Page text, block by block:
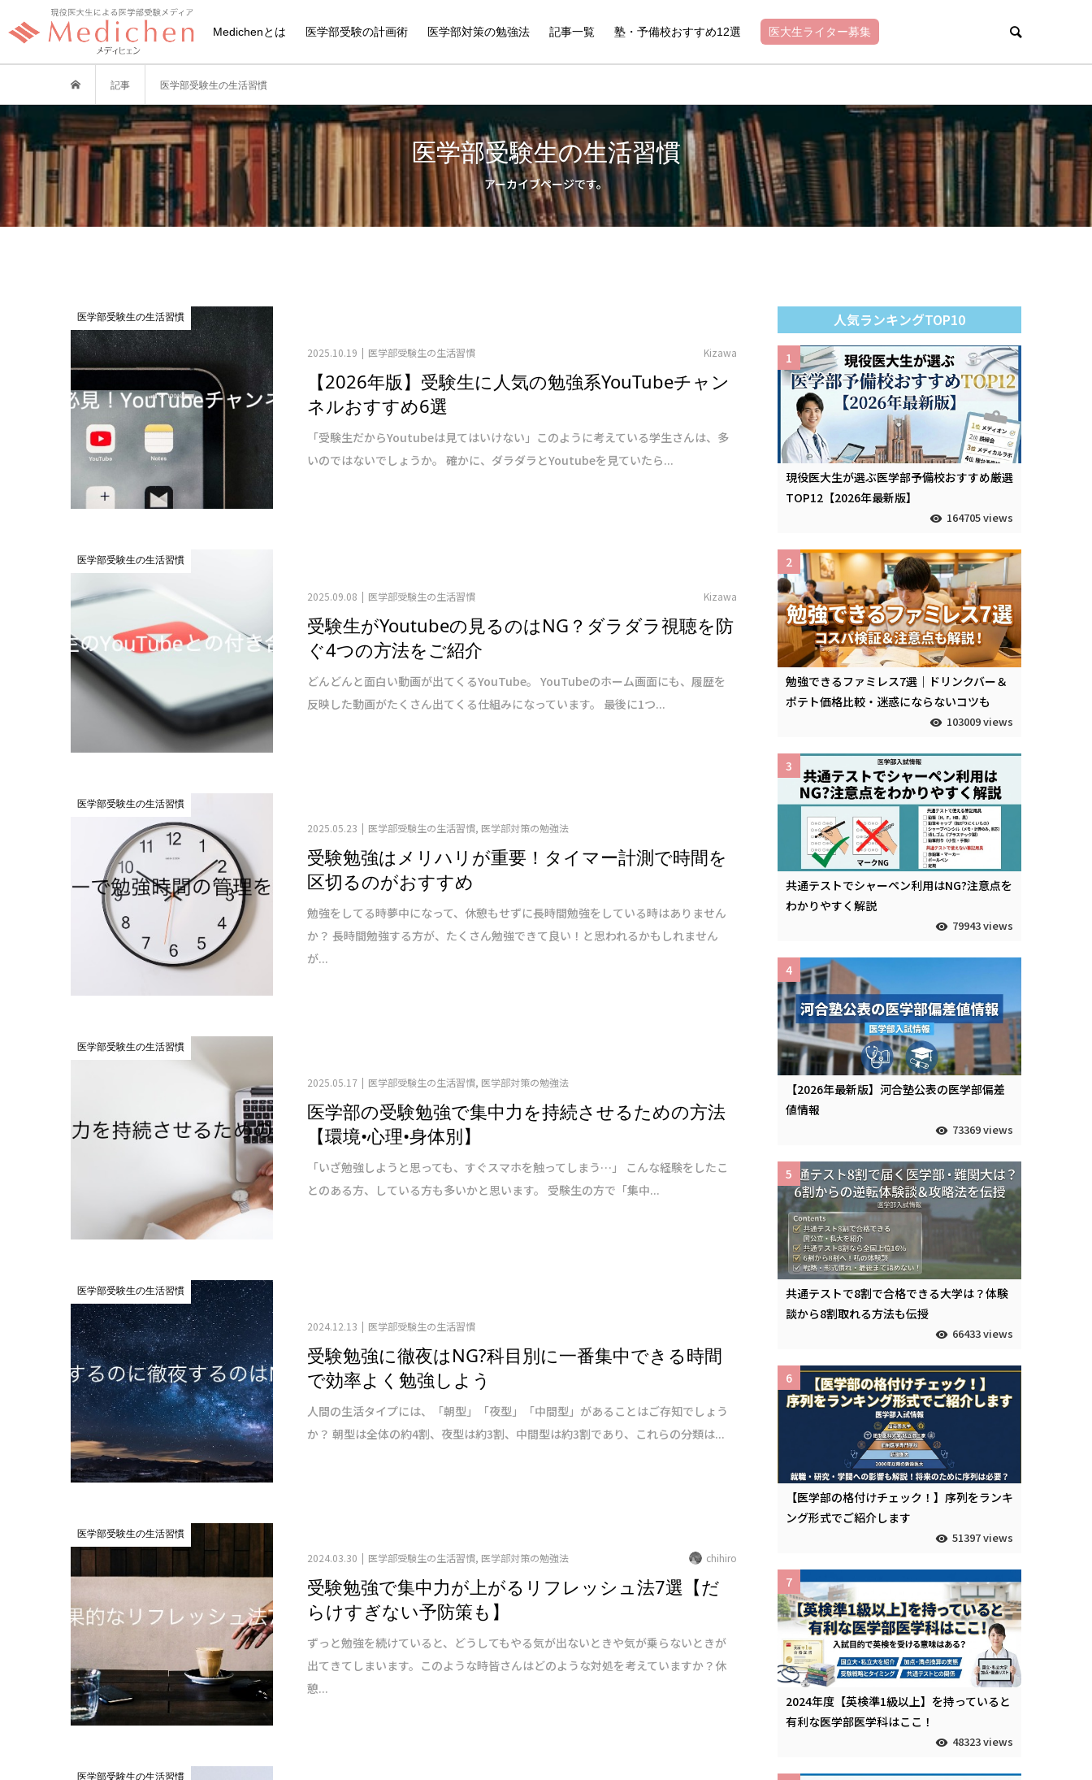
Medichenとは 医学部受験の計画術 医学部対策の勉強法 記事一覧 塾・予備校おすすめ12選 医大生ライター募集
記事 医学部受験生の生活習慣
医学部受験生の生活習慣
アーカイブページです。
医学部受験生の生活習慣
2025.10.19 医学部受験生の生活習慣 Kizawa
【2026年版】受験生に人気の勉強系YouTubeチャン
ネルおすすめ6選
「受験生だからYoutubeは見てはいけない」このように考えている学生さんは、多
いのではないでしょうか。 確かに、ダラダラとYoutubeを見ていたら...
医学部受験生の生活習慣
2025.09.08 医学部受験生の生活習慣 Kizawa
受験生がYoutubeの見るのはNG？ダラダラ視聴を防
ぐ4つの方法をご紹介
どんどんと面白い動画が出てくるYouTube。 YouTubeのホーム画面にも、履歴を
反映した動画がたくさん出てくる仕組みになっています。 最後に1つ...
医学部受験生の生活習慣
2025.05.23 医学部受験生の生活習慣, 医学部対策の勉強法
受験勉強はメリハリが重要！タイマー計測で時間を
区切るのがおすすめ
勉強をしてる時夢中になって、休憩もせずに長時間勉強をしている時はありません
か？ 長時間勉強する方が、たくさん勉強できて良い！と思われるかもしれません
が...
医学部受験生の生活習慣
2025.05.17 医学部受験生の生活習慣, 医学部対策の勉強法
医学部の受験勉強で集中力を持続させるための方法
【環境•心理•身体別】
「いざ勉強しようと思っても、すぐスマホを触ってしまう…」 こんな経験をしたこ
とのある方、している方も多いかと思います。 受験生の方で「集中...
医学部受験生の生活習慣
2024.12.13 医学部受験生の生活習慣
受験勉強に徹夜はNG?科目別に一番集中できる時間
で効率よく勉強しよう
人間の生活タイプには、「朝型」「夜型」「中間型」があることはご存知でしょう
か？ 朝型は全体の約4割、夜型は約3割、中間型は約3割であり、これらの分類は...
医学部受験生の生活習慣
2024.03.30 医学部受験生の生活習慣, 医学部対策の勉強法 chihiro
受験勉強で集中力が上がるリフレッシュ法7選【だ
らけすぎない予防策も】
ずっと勉強を続けていると、どうしてもやる気が出ないときや気が乗らないときが
出てきてしまいます。このような時皆さんはどのような対処を考えていますか？休
憩...
医学部受験生の生活習慣
人気ランキングTOP10
現役医大生が選ぶ医学部予備校おすすめ厳選
TOP12【2026年最新版】
164705 views
1
勉強できるファミレス7選｜ドリンクバー＆
ポテト価格比較・迷惑にならないコツも
103009 views
2
共通テストでシャーペン利用はNG?注意点を
わかりやすく解説
79943 views
3
【2026年最新版】河合塾公表の医学部偏差
値情報
73369 views
4
共通テストで8割で合格できる大学は？体験
談から8割取れる方法も伝授
66433 views
5
【医学部の格付けチェック！】序列をランキ
ング形式でご紹介します
51397 views
6
2024年度【英検準1級以上】を持っていると
有利な医学部医学科はここ！
48323 views
7